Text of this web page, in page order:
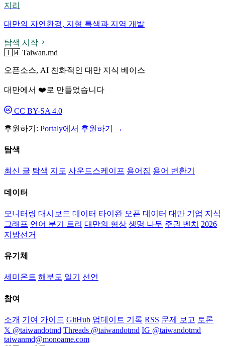
지리
대만의 자연환경, 지형 특색과 지역 개발
탐색 시작
🇹🇼 Taiwan.md
오픈소스, AI 친화적인 대만 지식 베이스
대만에서 ❤️로 만들었습니다
CC BY-SA 4.0
후원하기: Portaly에서 후원하기 →
탐색
최신 글 탐색 지도 사운드스케이프 용어집 용어 변환기
데이터
모니터링 대시보드 데이터 타이완 오픈 데이터 대만 기업 지식
그래프 언어 분기 트리 대만의 형상 생명 나무 주권 벤치
2026
지방선거
유기체
세미온트 해부도 일기 선언
참여
소개 기여 가이드 GitHub 업데이트 기록 RSS 문제 보고 토론
𝕏 @taiwandotmd Threads @taiwandotmd IG @taiwandotmd
taiwanmd@monoame.com